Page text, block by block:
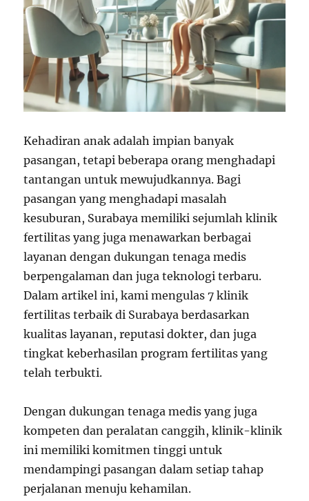
Kehadiran anak adalah impian banyak
pasangan, tetapi beberapa orang menghadapi
tantangan untuk mewujudkannya. Bagi
pasangan yang menghadapi masalah
kesuburan, Surabaya memiliki sejumlah klinik
fertilitas yang juga menawarkan berbagai
layanan dengan dukungan tenaga medis
berpengalaman dan juga teknologi terbaru.
Dalam artikel ini, kami mengulas 7 klinik
fertilitas terbaik di Surabaya berdasarkan
kualitas layanan, reputasi dokter, dan juga
tingkat keberhasilan program fertilitas yang
telah terbukti.
Dengan dukungan tenaga medis yang juga
kompeten dan peralatan canggih, klinik-klinik
ini memiliki komitmen tinggi untuk
mendampingi pasangan dalam setiap tahap
perjalanan menuju kehamilan.